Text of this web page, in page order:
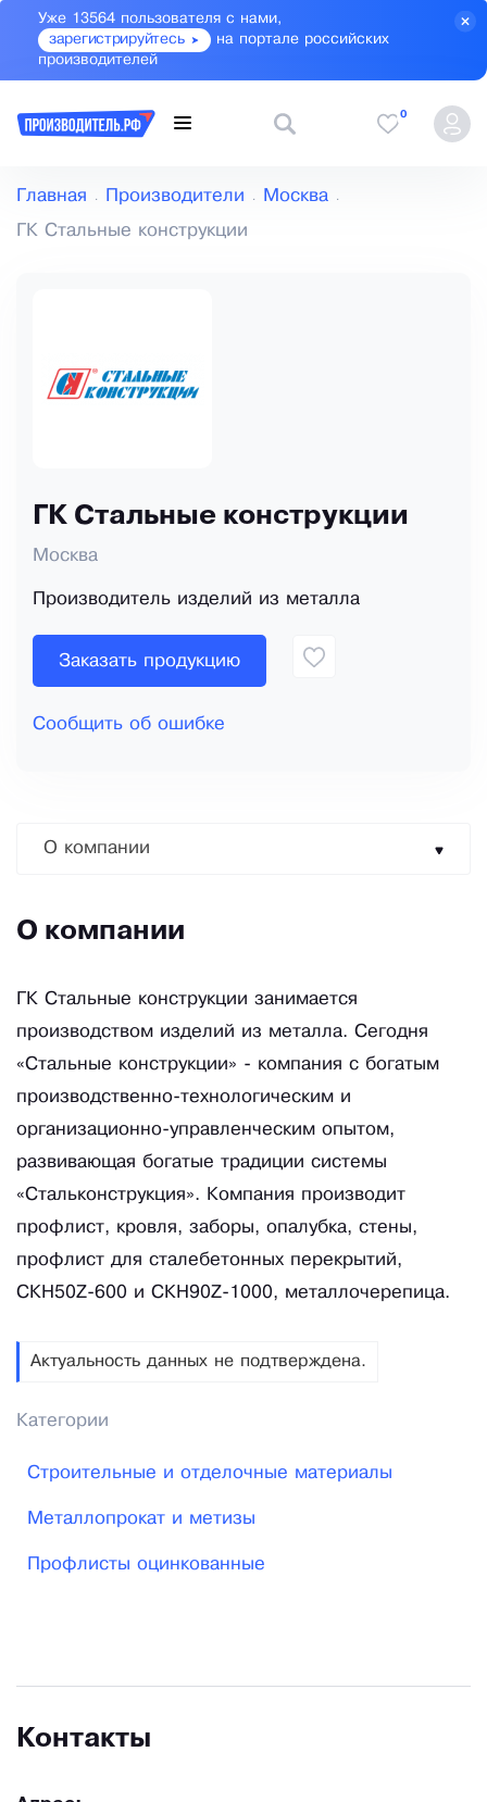
Уже 13564 пользователя с нами,
зарегистрируйтесь
на портале российских
производителей
0
Главная Производители Москва
ГК Стальные конструкции
ГК Стальные конструкции
Москва
Производитель изделий из металла
Заказать продукцию
Сообщить об ошибке
О компании
О компании
ГК Стальные конструкции занимается
производством изделий из металла. Сегодня
«Стальные конструкции» - компания с богатым
производственно-технологическим и
организационно-управленческим опытом,
развивающая богатые традиции системы
«Стальконструкция». Компания производит
профлист, кровля, заборы, опалубка, стены,
профлист для сталебетонных перекрытий,
СКН50Z-600 и СКН90Z-1000, металлочерепица.
Актуальность данных не подтверждена.
Категории
Строительные и отделочные материалы
Металлопрокат и метизы
Профлисты оцинкованные
Контакты